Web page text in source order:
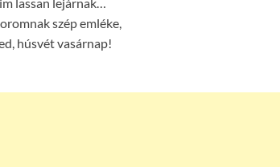
szép emléke,
húsvét vasárnap!